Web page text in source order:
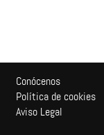
Conócenos
Política de cookies
Aviso Legal